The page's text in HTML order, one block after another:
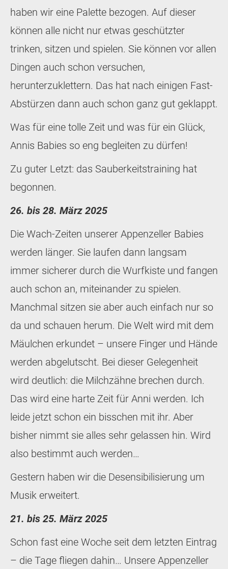
haben wir eine Palette bezogen. Auf dieser
können alle nicht nur etwas geschützter
trinken, sitzen und spielen. Sie können vor allen
Dingen auch schon versuchen,
herunterzuklettern. Das hat nach einigen Fast-
Abstürzen dann auch schon ganz gut geklappt.
Was für eine tolle Zeit und was für ein Glück,
Annis Babies so eng begleiten zu dürfen!
Zu guter Letzt: das Sauberkeitstraining hat
begonnen.
26. bis 28. März 2025
Die Wach-Zeiten unserer Appenzeller Babies
werden länger. Sie laufen dann langsam
immer sicherer durch die Wurfkiste und fangen
auch schon an, miteinander zu spielen.
Manchmal sitzen sie aber auch einfach nur so
da und schauen herum. Die Welt wird mit dem
Mäulchen erkundet – unsere Finger und Hände
werden abgelutscht. Bei dieser Gelegenheit
wird deutlich: die Milchzähne brechen durch.
Das wird eine harte Zeit für Anni werden. Ich
leide jetzt schon ein bisschen mit ihr. Aber
bisher nimmt sie alles sehr gelassen hin. Wird
also bestimmt auch werden…
Gestern haben wir die Desensibilisierung um
Musik erweitert.
21. bis 25. März 2025
Schon fast eine Woche seit dem letzten Eintrag
– die Tage fliegen dahin… Unsere Appenzeller